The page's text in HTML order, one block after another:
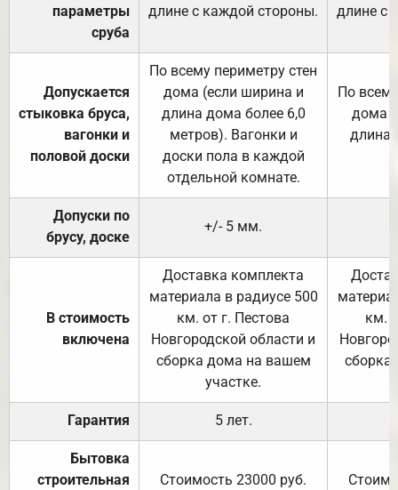
параметры
сруба
длине с каждой стороны.
длине с
Допускается
стыковка бруса,
вагонки и
половой доски
По всему периметру стен
дома (если ширина и
длина дома более 6,0
метров). Вагонки и
доски пола в каждой
отдельной комнате.
По
дома
длина
Допуски по
брусу, доске
+/- 5 мм.
В стоимость
включена
Доставка комплекта
материала в радиусе 500
км. от г. Пестова
Новгородской области и
сборка дома на вашем
участке.
км.
Гарантия 5 лет.
Бытовка
строительная
Стоимость 23000 руб.